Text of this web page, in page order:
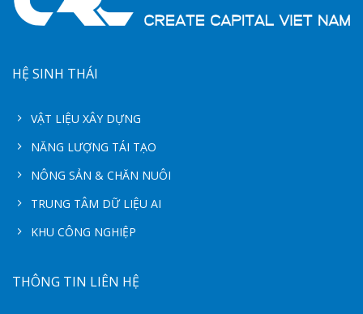
HỆ SINH THÁI
VẬT LIỆU XÂY DỰNG
NĂNG LƯỢNG TÁI TẠO
NÔNG SẢN & CHĂN NUÔI
TRUNG TÂM DỮ LIỆU AI
KHU CÔNG NGHIỆP
THÔNG TIN LIÊN HỆ